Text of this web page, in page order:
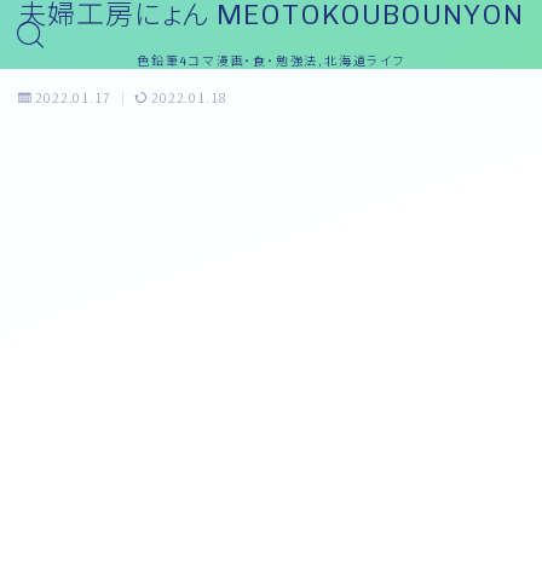
夫婦工房にょん MEOTOKOUBOUNYON
色鉛筆4コマ漫画・食・勉強法,北海道ライフ
2022.01.17 2022.01.18